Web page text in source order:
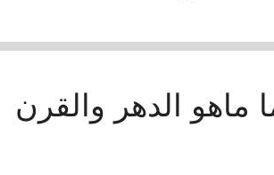
ماهو الدهر والقرن